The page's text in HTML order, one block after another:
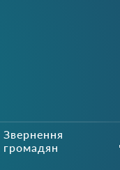
Звернення
громадян